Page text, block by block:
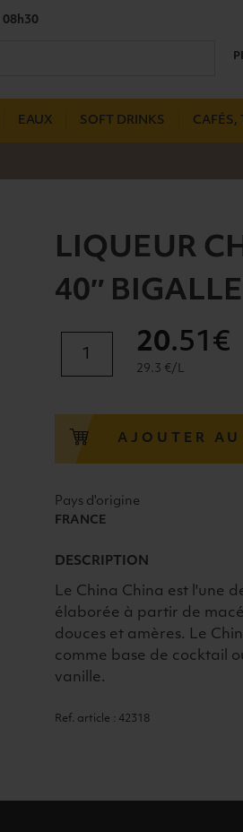
08h30
EAUX SOFT DRINKS CAFÉS,
LIQUEUR
40″
CHINA
AMER
BIGALLET
20.51€
29.3 €/L
AJOUTER AU
Pays d'origine
FRANCE
DESCRIPTION
Le China China est l'une
élaborée à partir de
douces et amères. Le
comme base de cocktail
vanille.
Ref. article : 42318